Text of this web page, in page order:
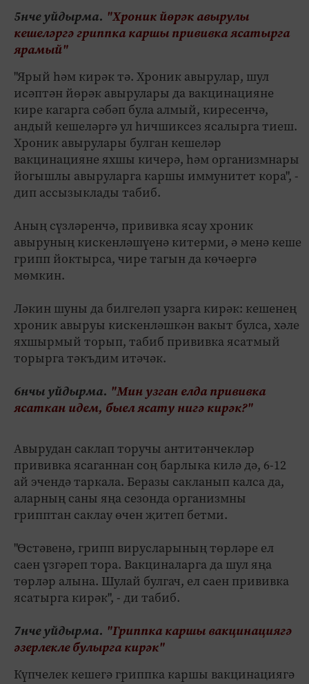
5нче уйдырма. "Хроник йөрәк авырулы
кешеләргә гриппка каршы прививка ясатырга
ярамый"
"Ярый һәм кирәк тә. Хроник авырулар, шул
исәптән йөрәк авырулары да вакцинацияне
кире кагарга сәбәп була алмый, киресенчә,
андый кешеләргә ул һичшиксез ясалырга тиеш.
Хроник авырулары булган кешеләр
вакцинацияне яхшы кичерә, һәм организмнары
йогышлы авыруларга каршы иммунитет кора", -
дип ассызыклады табиб.
Аның сүзләренчә, прививка ясау хроник
авыруның кискенләшүенә китерми, ә менә кеше
грипп йоктырса, чире тагын да көчәергә
мөмкин.
Ләкин шуны да билгеләп узарга кирәк: кешенең
хроник авыруы кискенләшкән вакыт булса, хәле
яхшырмый торып, табиб прививка ясатмый
торырга тәкъдим итәчәк.
6нчы уйдырма. "Мин узган елда прививка
ясаткан идем, быел ясату нигә кирәк?"
Авырудан саклап торучы антитәнчекләр
прививка ясаганнан соң барлыка килә дә, 6-12
ай эчендә таркала. Беразы сакланып калса да,
аларның саны яңа сезонда организмны
грипптан саклау өчен җитеп бетми.
"Өстәвенә, грипп вирусларының төрләре ел
саен үзгәреп тора. Вакциналарга да шул яңа
төрләр алына. Шулай булгач, ел саен прививка
ясатырга кирәк", - ди табиб.
7нче уйдырма. "Гриппка каршы вакцинациягә
әзерлекле булырга кирәк"
Күпчелек кешегә гриппка каршы вакцинациягә